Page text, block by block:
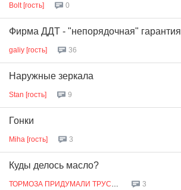
Bolt [гость] 0
Фирма ДДТ - "непорядочная" гарантия
galiy [гость] 36
Наружные зеркала
Stan [гость] 9
Гонки
Miha [гость] 3
Куды делось масло?
3